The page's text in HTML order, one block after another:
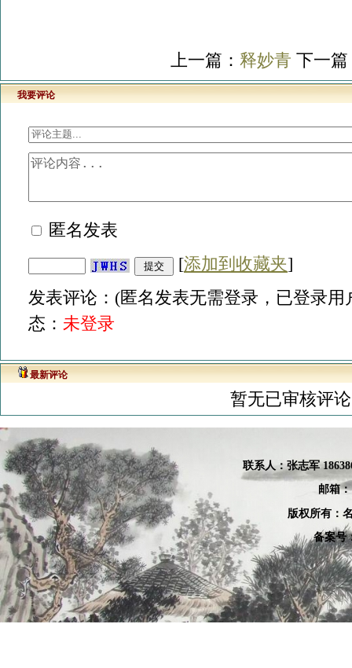
上一篇： 释妙青 下一篇
我要评论
匿名发表
[添加到收藏夹]
发表评论：(匿名发表无需登录，已登录
态： 未登录
最新评论
暂无已审核评
联系人：张志军
邮箱：
版权所有：
备案号